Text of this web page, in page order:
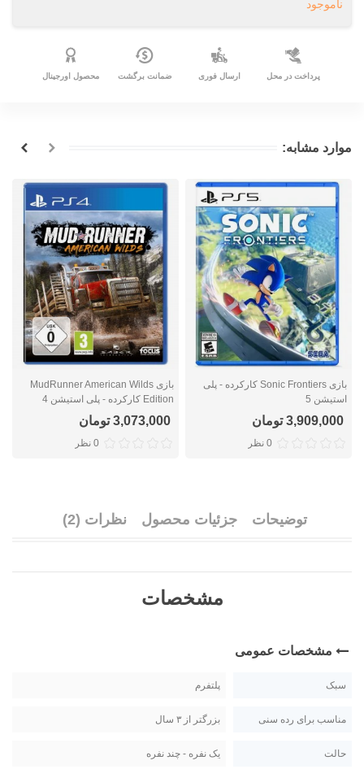
ناموجود
پرداخت در محل ارسال فوری ضمانت برگشت محصول اورجینال
موارد مشابه:
بازی Sonic Frontiers کارکرده - پلی
استیشن 5
3,909,000 تومان
0 نظر
بازی MudRunner American Wilds
Edition کارکرده - پلی استیشن 4
3,073,000 تومان
0 نظر
توضیحات جزئیات محصول نظرات (2)
مشخصات
مشخصات عمومی
سبک پلتفرم
مناسب برای رده سنی بزرگتر از ۳ سال
حالت یک نفره - چند نفره